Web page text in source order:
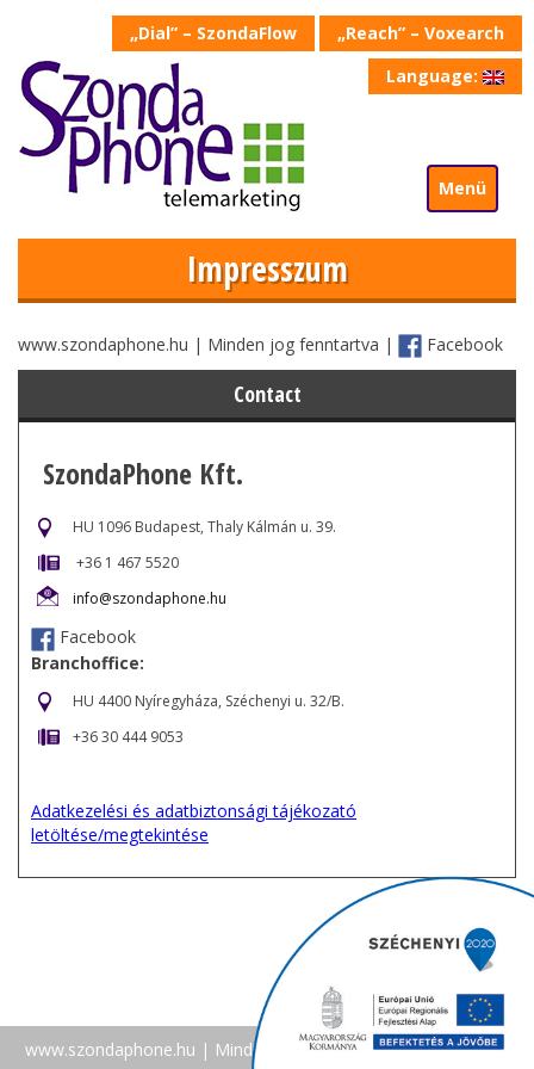
„Dial” – SzondaFlow
„Reach” – Voxearch
Language:
Menü
Impresszum
www.szondaphone.hu | Minden jog fenntartva | Facebook
Contact
SzondaPhone Kft.
HU 1096 Budapest, Thaly Kálmán u. 39.
+36 1 467 5520
info@szondaphone.hu
Facebook
Branchoffice:
HU 4400 Nyíregyháza, Széchenyi u. 32/B.
+36 30 444 9053
Adatkezelési és adatbiztonsági tájékozató
letöltése/megtekintése
www.szondaphone.hu | Minden jog fenntartva | Facebook